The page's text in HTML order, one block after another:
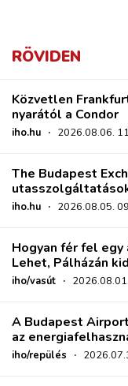
RÖVIDEN
Közvetlen
nyarától a Condor
iho.hu · 2026.08.06.
The Budapest
iho.hu · 2026.08.05.
Hogyan fér fel egy
Lehet, Pálházán
iho/vasút ·
A Budapest
az
iho/repülés ·